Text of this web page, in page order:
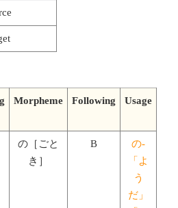
Morpheme Following Usage
の［ごと
き］
B
の-
「よ
う
だ」